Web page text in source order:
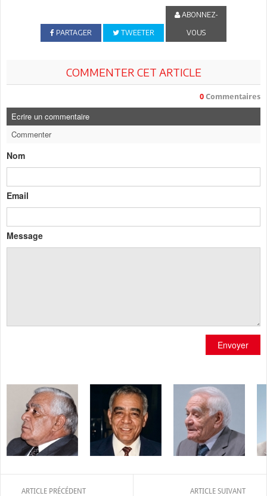
PARTAGER TWEETER
ABONNEZ-
VOUS
COMMENTER CET ARTICLE
0 Commentaires
Ecrire un commentaire
Commenter
Nom
Email
Message
Envoyer
ARTICLE PRÉCÉDENT ARTICLE SUIVANT